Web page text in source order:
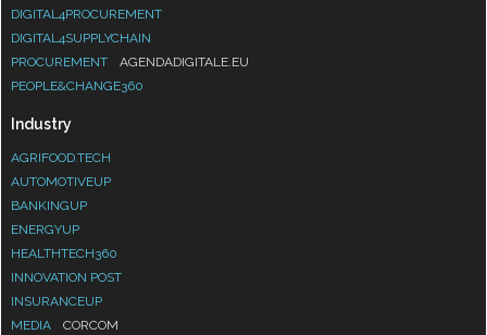
DIGITAL4PROCUREMENT
DIGITAL4SUPPLYCHAIN
PROCUREMENT
AGENDADIGITALE.EU
PEOPLE&CHANGE360
Industry
AGRIFOOD.TECH
AUTOMOTIVEUP
BANKINGUP
ENERGYUP
HEALTHTECH360
INNOVATION POST
INSURANCEUP
MEDIA
CORCOM